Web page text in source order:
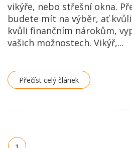
vikýře, nebo střešní okna.
budete mít na výběr, ať
kvůli finančním nárokům,
vašich možnostech. Vikýř,...
Přečíst celý článek